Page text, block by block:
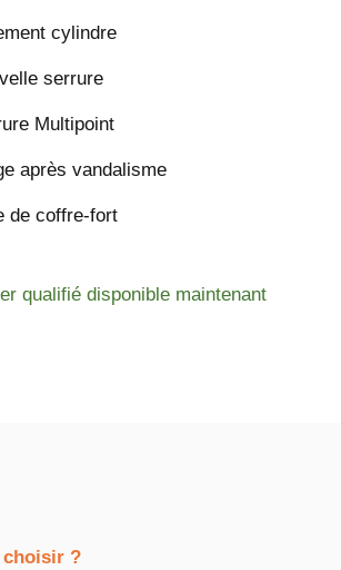
cylindre
serrure
Multipoint
après vandalisme
de coffre-fort
qualifié disponible maintenant
choisir ?